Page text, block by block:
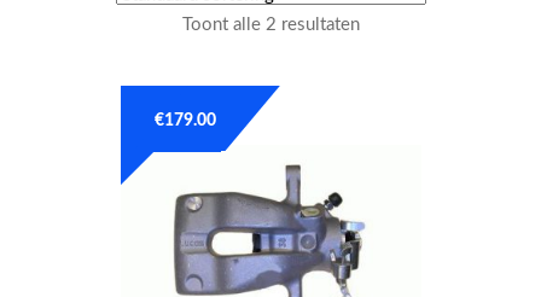
Tuning parts
OPC Line
Bedrijfswagen parts
Toont alle 2 resultaten
€179.00